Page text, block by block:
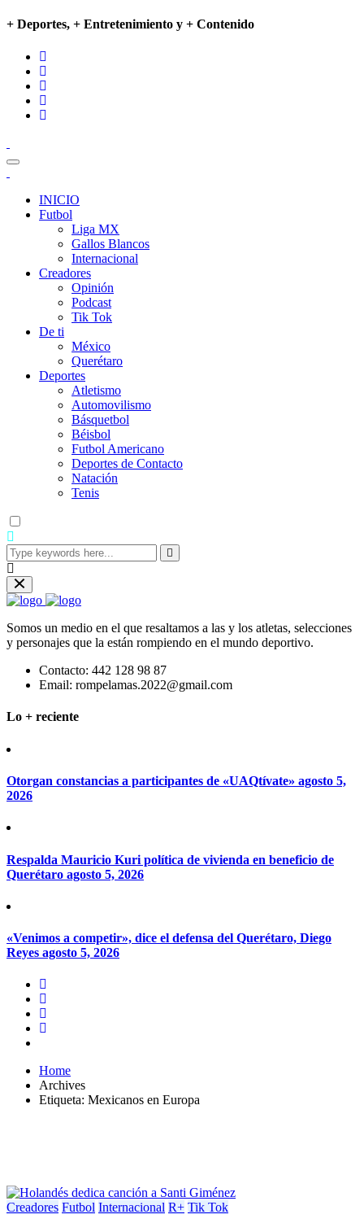
+ Deportes, + Entretenimiento y + Contenido
INICIO
Futbol
Liga MX
Gallos Blancos
Internacional
Creadores
Opinión
Podcast
Tik Tok
De ti
México
Querétaro
Deportes
Atletismo
Automovilismo
Básquetbol
Béisbol
Futbol Americano
Deportes de Contacto
Natación
Tenis
Somos un medio en el que resaltamos a las y los atletas, selecciones
y personajes que la están rompiendo en el mundo deportivo.
Contacto: 442 128 98 87
Email: rompelamas.2022@gmail.com
Lo + reciente
Otorgan constancias a participantes de «UAQtívate» agosto 5,
2026
Respalda Mauricio Kuri política de vivienda en beneficio de
Querétaro agosto 5, 2026
«Venimos a competir», dice el defensa del Querétaro, Diego
Reyes agosto 5, 2026
Home
Archives
Etiqueta: Mexicanos en Europa
Creadores Futbol Internacional R+ Tik Tok